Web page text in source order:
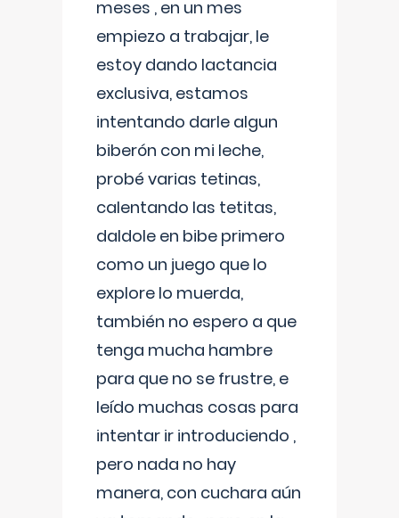
meses , en un mes
empiezo a trabajar, le
estoy dando lactancia
exclusiva, estamos
intentando darle algun
biberón con mi leche,
probé varias tetinas,
calentando las tetitas,
daldole en bibe primero
como un juego que lo
explore lo muerda,
también no espero a que
tenga mucha hambre
para que no se frustre, e
leído muchas cosas para
intentar ir introduciendo ,
pero nada no hay
manera, con cuchara aún